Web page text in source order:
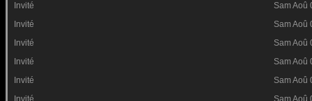
Invité
Sam Aoû
Invité
Sam Aoû
Invité
Sam Aoû
Invité
Sam Aoû
Invité
Sam Aoû
Invité
Sam Aoû